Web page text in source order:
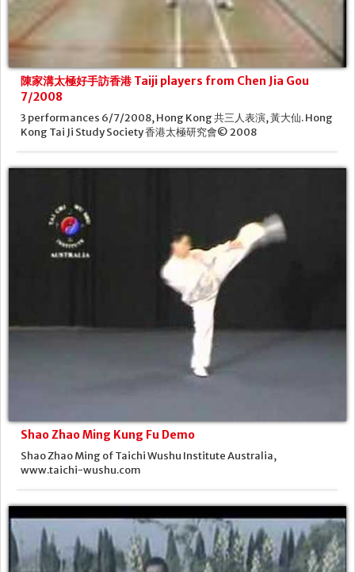
EMAIL
MÉDIA
陳家溝太極好手訪香港 Taiji players from Chen Jia Gou
7/2008
3 performances 6/7/2008, Hong Kong 共三人表演, 黃大仙. Hong
Kong Tai Ji Study Society 香港太極研究會© 2008
Shao Zhao Ming Kung Fu Demo
Shao Zhao Ming of Taichi Wushu Institute Australia,
www.taichi-wushu.com